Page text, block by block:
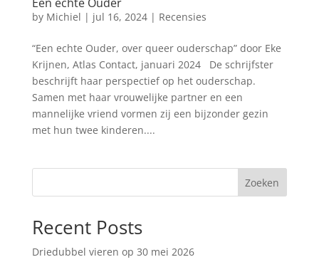
Een echte Ouder
by Michiel | jul 16, 2024| Recensies
“Een echte Ouder, over queer ouderschap” door Eke
Krijnen, Atlas Contact, januari 2024 De schrijfster
beschrijft haar perspectief op het ouderschap.
Samen met haar vrouwelijke partner en een
mannelijke vriend vormen zij een bijzonder gezin
met hun twee kinderen....
Zoeken
Recent Posts
Driedubbel vieren op 30 mei 2026